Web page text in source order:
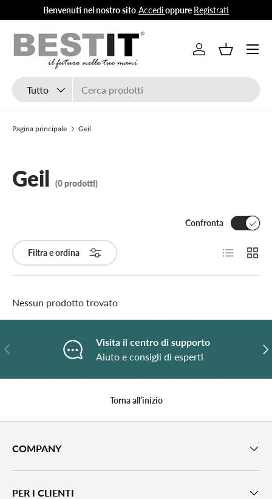
Passa ai contenuti
Benvenuti nel nostro sito Accedioppure Registrati
Cerca
Tipo prodotto
Tutto
AccediCestino
Menu
Pagina principale Geil
Geil (0 prodotti)
Filtra e ordina
Confronta
ElencoGriglia
Nessun prodotto trovato
Indietro
Visita il centro di supporto
Aiuto e consigli di esperti
Torna all’inizio
COMPANY
PER I CLIENTI